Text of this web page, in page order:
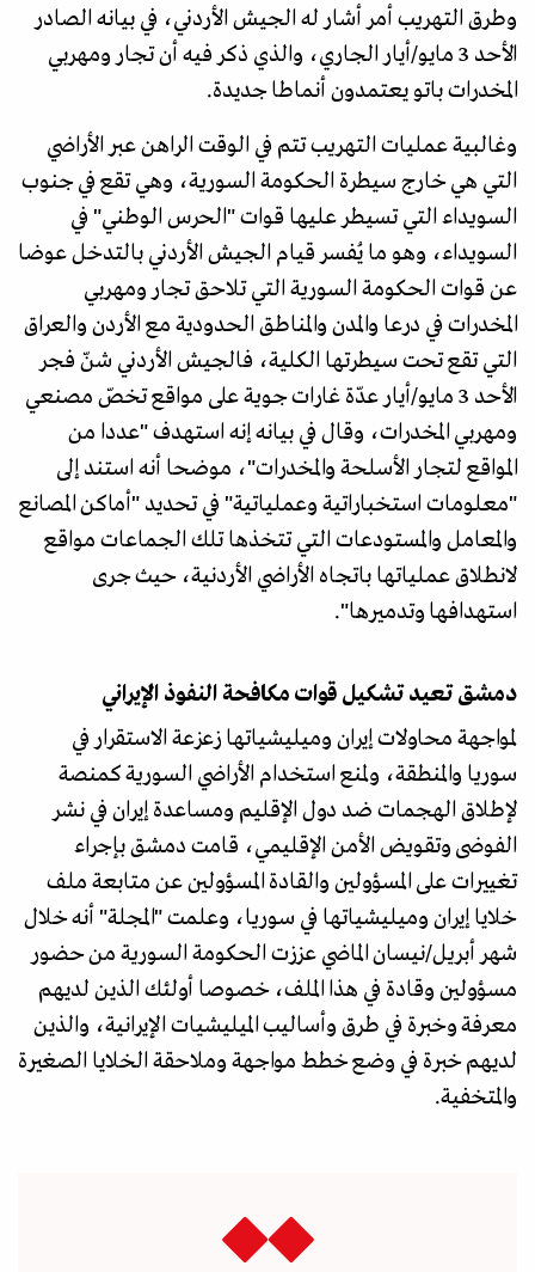
وطرق التهريب أمر أشار له الجيش الأردني، في بيانه الصادر
الأحد 3 مايو/أيار الجاري، والذي ذكر فيه أن تجار ومهربي
المخدرات باتو يعتمدون أنماطا جديدة.
وغالبية عمليات التهريب تتم في الوقت الراهن عبر الأراضي
التي هي خارج سيطرة الحكومة السورية، وهي تقع في جنوب
السويداء التي تسيطر عليها قوات "الحرس الوطني" في
السويداء، وهو ما يُفسر قيام الجيش الأردني بالتدخل عوضا
عن قوات الحكومة السورية التي تلاحق تجار ومهربي
المخدرات في درعا والمدن والمناطق الحدودية مع الأردن والعراق
التي تقع تحت سيطرتها الكلية، فالجيش الأردني شنّ فجر
الأحد 3 مايو/أيار عدّة غارات جوية على مواقع تخصّ مصنعي
ومهربي المخدرات، وقال في بيانه إنه استهدف "عددا من
المواقع لتجار الأسلحة والمخدرات"، موضحا أنه استند إلى
"معلومات استخباراتية وعملياتية" في تحديد "أماكن المصانع
والمعامل والمستودعات التي تتخذها تلك الجماعات مواقع
لانطلاق عملياتها باتجاه الأراضي الأردنية، حيث جرى
استهدافها وتدميرها".
دمشق تعيد تشكيل قوات مكافحة النفوذ الإيراني
لمواجهة محاولات إيران وميليشياتها زعزعة الاستقرار في
سوريا والمنطقة، ولمنع استخدام الأراضي السورية كمنصة
لإطلاق الهجمات ضد دول الإقليم ومساعدة إيران في نشر
الفوضى وتقويض الأمن الإقليمي، قامت دمشق بإجراء
تغييرات على المسؤولين والقادة المسؤولين عن متابعة ملف
خلايا إيران وميليشياتها في سوريا، وعلمت "المجلة" أنه خلال
شهر أبريل/نيسان الماضي عززت الحكومة السورية من حضور
مسؤولين وقادة في هذا الملف، خصوصا أولئك الذين لديهم
معرفة وخبرة في طرق وأساليب الميليشيات الإيرانية، والذين
لديهم خبرة في وضع خطط مواجهة وملاحقة الخلايا الصغيرة
والمتخفية.